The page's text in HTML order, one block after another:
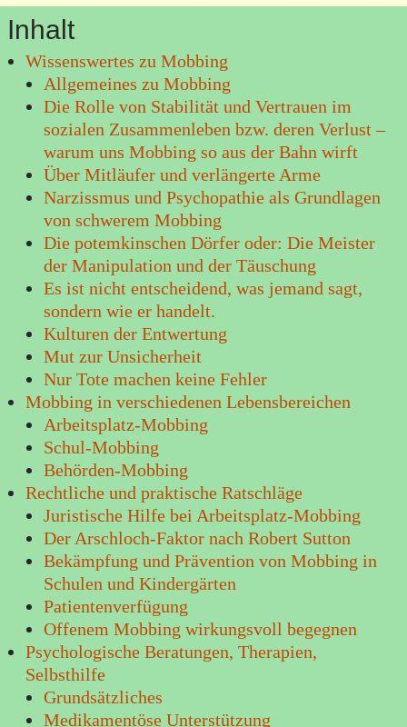
Inhalt
Wissenswertes zu Mobbing
Allgemeines zu Mobbing
Die Rolle von Stabilität und Vertrauen im
sozialen Zusammenleben bzw. deren Verlust –
warum uns Mobbing so aus der Bahn wirft
Über Mitläufer und verlängerte Arme
Narzissmus und Psychopathie als Grundlagen
von schwerem Mobbing
Die potemkinschen Dörfer oder: Die Meister
der Manipulation und der Täuschung
Es ist nicht entscheidend, was jemand sagt,
sondern wie er handelt.
Kulturen der Entwertung
Mut zur Unsicherheit
Nur Tote machen keine Fehler
Mobbing in verschiedenen Lebensbereichen
Arbeitsplatz-Mobbing
Schul-Mobbing
Behörden-Mobbing
Rechtliche und praktische Ratschläge
Juristische Hilfe bei Arbeitsplatz-Mobbing
Der Arschloch-Faktor nach Robert Sutton
Bekämpfung und Prävention von Mobbing in
Schulen und Kindergärten
Patientenverfügung
Offenem Mobbing wirkungsvoll begegnen
Psychologische Beratungen, Therapien,
Selbsthilfe
Grundsätzliches
Medikamentöse Unterstützung